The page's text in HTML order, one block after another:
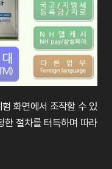
화면에서 조작할 수 있
한 절차를 터득하며 따라